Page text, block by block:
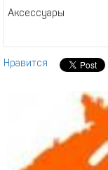
Аксессуары
Нравится